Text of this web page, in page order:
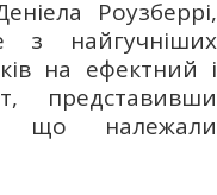
Роузберрі,
з найгучніших
на ефектний і
представивши
що належали